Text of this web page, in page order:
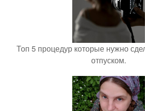
Топ 5 процедур которые нужно
отпуском.